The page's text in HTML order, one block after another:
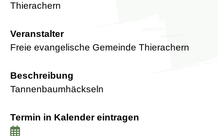
Thierachern
Veranstalter
Freie evangelische Gemeinde Thierachern
Beschreibung
Tannenbaumhäckseln
Termin in Kalender eintragen